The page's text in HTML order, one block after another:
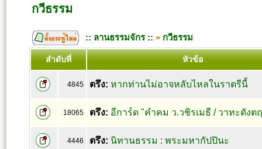
กวีธรรม
:: ลานธรรมจักร :: » กวีธรรม
ลำดับที่ หัวข้อ
4845 ตรึง: หากท่านไม่อาจหลับไหลในราตรีนี้
18065 ตรึง: อีการ์ด "คำคม ว.วชิรเมธี / วาทะดังต
4446 ตรึง: นิทานธรรม : พระมหากัปปินะ